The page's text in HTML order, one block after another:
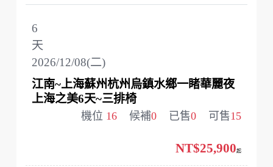
2026/12/08(二)
6
天
江南~上海蘇州杭州烏鎮水鄉一睹華麗夜
上海之美6天~三排椅
機位 16 候補0 已售0 可售15
NT$25,900起